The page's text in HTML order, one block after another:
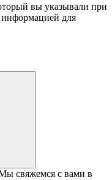
вы указывали при
для
свяжемся с вами в